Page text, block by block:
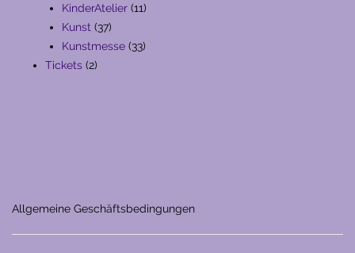
Produkte
KinderAtelier 1111
Kunst 3737
Produkte
Kunstmesse 3333
Tickets 22
Allgemeine Geschäftsbedingungen